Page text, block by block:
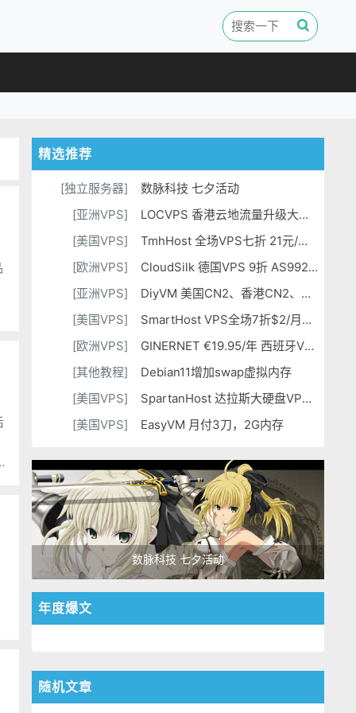
精选推荐
[独立服务器]
数脉科技 七夕活动
[亚洲VPS]
LOCVPS 香港云地流量升级大带宽香港VPS
[美国VPS]
TmhHost 全场VPS七折 21元/月起 CN2 GIA / AS9929 / 香港CTG/ 日本软银可选
[欧洲VPS]
CloudSilk 德国VPS 9折 AS9929线路216元/年
[亚洲VPS]
DiyVM 美国CN2、香港CN2、日本VPS 50元/月 香港独立服务器499元/月
[美国VPS]
SmartHost VPS全场7折$2/月起 可选大硬盘
[欧洲VPS]
GINERNET €19.95/年 西班牙VPS
[其他教程]
Debian11增加swap虚拟内存
[美国VPS]
SpartanHost 达拉斯大硬盘VPS补货 不限流量
[美国VPS]
EasyVM 月付3刀，2G内存
数脉科技 七夕活动
LOCVPS 香港云地流量升级大带宽香港VPS
年度爆文
随机文章